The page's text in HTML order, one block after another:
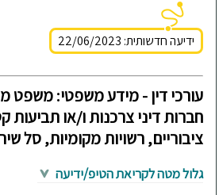
ידיעה חדשותית: 22/06/2023
עורכי דין - מידע משפטי: משפט
חברות דיני צרכנות ו/או תביעות
ציבוריים, רשויות מקומיות, סל
גלול מטה לקריאת הטיפ/ידיעה